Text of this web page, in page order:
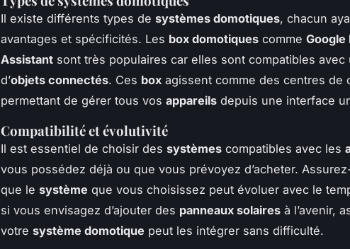
Il existe différents types de systèmes domotiques, chacun
avantages et spécificités. Les box domotiques comme Google
Assistant sont très populaires car elles sont compatibles avec
d’objets connectés. Ces box agissent comme des centres de
permettant de gérer tous vos appareils depuis une interface
Compatibilité et évolutivité
Il est essentiel de choisir des systèmes compatibles avec les
vous possédez déjà ou que vous prévoyez d’acheter.
que le système que vous choisissez peut évoluer avec le
si vous envisagez d’ajouter des panneaux solaires à l’avenir,
votre système domotique peut les intégrer sans difficulté.